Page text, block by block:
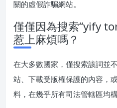
關的虛假詐騙網站。
僅僅因為搜索“yify
惹上麻煩嗎？
在大多數國家，僅搜索該詞並
站、下載受版權保護的內容，
料，在幾乎所有司法管轄區均